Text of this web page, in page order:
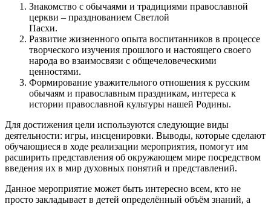
Знакомство с обычаями и традициями православной
церкви – празднованием Светлой
Развитие жизненного опыта воспитанников в процессе
творческого изучения прошлого и настоящего своего
народа во взаимосвязи с общечеловеческими
ценностями.
Формирование уважительного отношения к русским
обычаям и православным праздникам, интереса к
истории православной культуры нашей Родины.
Для достижения цели используются следующие виды
деятельности: игры, инсценировки. Выводы, которые сделают
обучающиеся в ходе реализации мероприятия, помогут им
расширить представления об окружающем мире посредством
введения их в мир духовных понятий и представлений.
Данное мероприятие может быть интересно всем, кто не
просто закладывает в детей определённый объём знаний, а